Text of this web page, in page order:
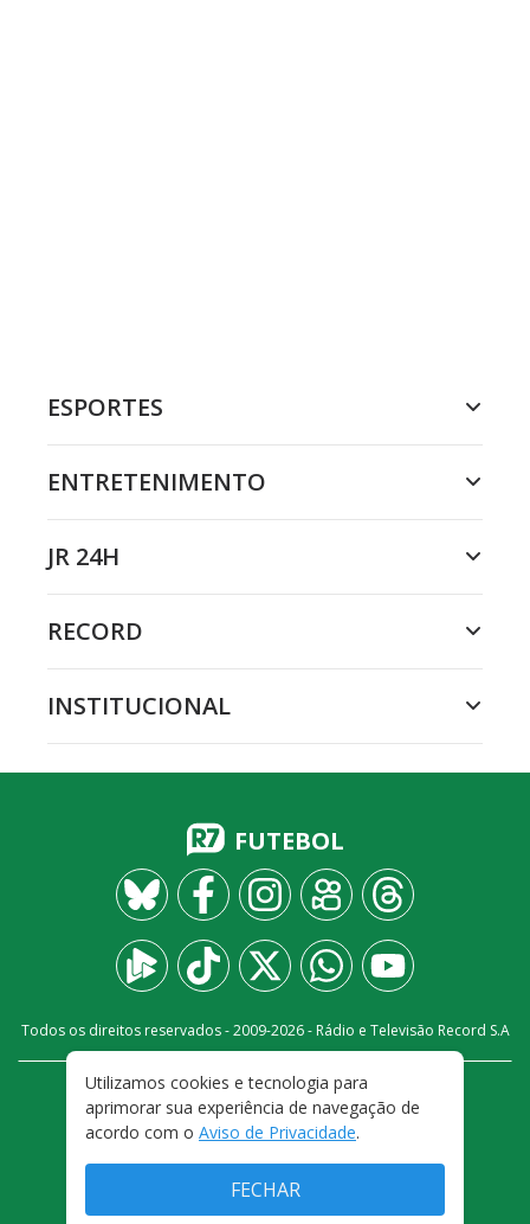
ESPORTES
ENTRETENIMENTO
JR 24H
RECORD
INSTITUCIONAL
FUTEBOL
Todos os direitos reservados - 2009-2026- Rádio e Televisão Record S.A
FALE CONOSCO
PRIVACIDADE
TERMOS E CONDIÇÕES DE USO
Utilizamos cookies e tecnologia para
aprimorar sua experiência de navegação de
acordo com o Aviso de Privacidade.
FECHAR